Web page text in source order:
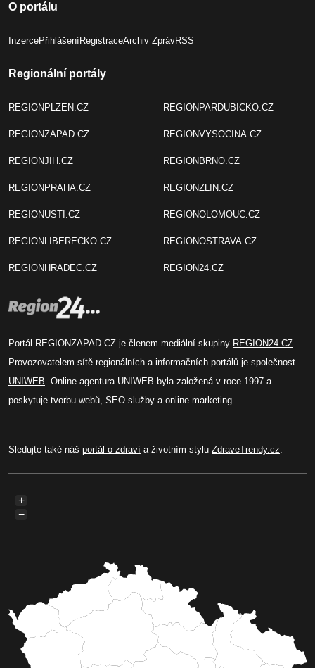
O portálu
InzercePřihlášeníRegistraceArchiv ZprávRSS
Regionální portály
REGIONPLZEN.CZ
REGIONZAPAD.CZ
REGIONJIH.CZ
REGIONPRAHA.CZ
REGIONUSTI.CZ
REGIONLIBERECKO.CZ
REGIONHRADEC.CZ
REGIONPARDUBICKO.CZ
REGIONVYSOCINA.CZ
REGIONBRNO.CZ
REGIONZLIN.CZ
REGIONOLOMOUC.CZ
REGIONOSTRAVA.CZ
REGION24.CZ
Portál REGIONZAPAD.CZ je členem mediální skupiny REGION24.CZ.
Provozovatelem sítě regionálních a informačních portálů je společnost
UNIWEB. Online agentura UNIWEB byla založená v roce 1997 a
poskytuje tvorbu webů, SEO služby a online marketing.
Sledujte také náš portál o zdraví a životním stylu ZdraveTrendy.cz.
+
−